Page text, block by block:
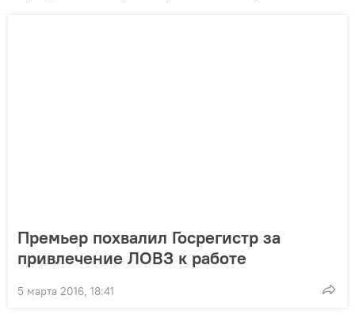
Премьер похвалил Госрегистр за
привлечение ЛОВЗ к работе
5 марта 2016, 18:41